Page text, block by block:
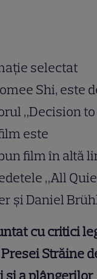
selectat
Shi, este
„Decision to
este
film în altă
„All
şi Daniel
cu critici
Străine
şi a plângerilor